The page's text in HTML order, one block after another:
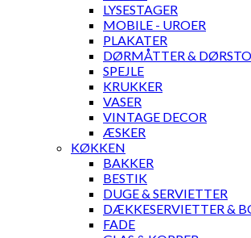
LYSESTAGER
MOBILE - UROER
PLAKATER
DØRMÅTTER &
SPEJLE
KRUKKER
VASER
VINTAGE DECOR
ÆSKER
KØKKEN
BAKKER
BESTIK
DUGE & SERVIETTER
DÆKKESERVIETTER &
FADE